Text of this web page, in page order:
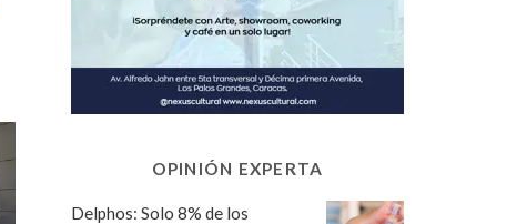
OPINIÓN EXPERTA
Delphos: Solo 8% de los